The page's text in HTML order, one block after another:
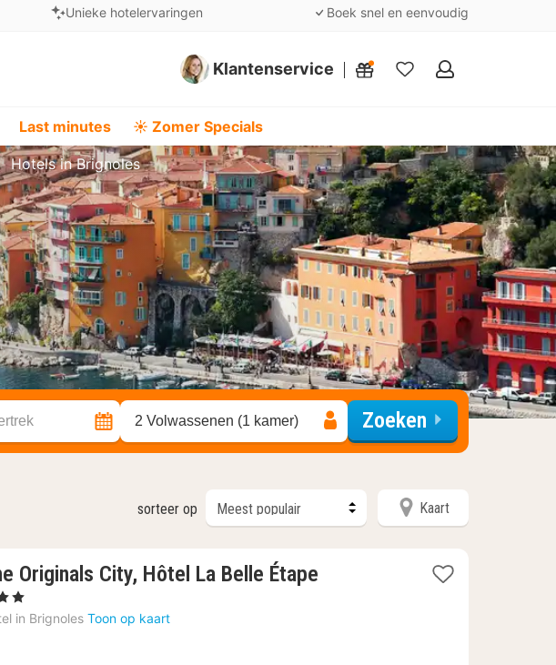
Unieke hotelervaringen Boek snel en eenvoudig
Klantenservice
Mijn
Last minutes ☀️ Zomer Specials
Hotels in Brignoles
2 Volwassenen (1 kamer) Zoeken
sorteer op Kaart
Originals City, Hôtel La Belle Étape
in Brignoles Toon op kaart